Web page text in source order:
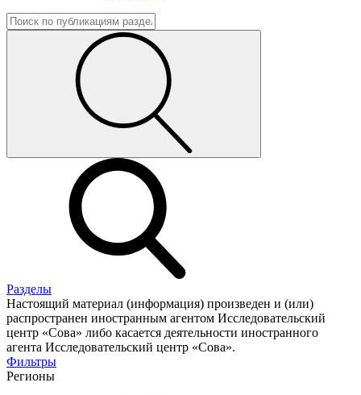
Разделы
Настоящий материал (информация) произведен и (или)
распространен иностранным агентом Исследовательский
центр «Сова» либо касается деятельности иностранного
агента Исследовательский центр «Сова».
Фильтры
Регионы